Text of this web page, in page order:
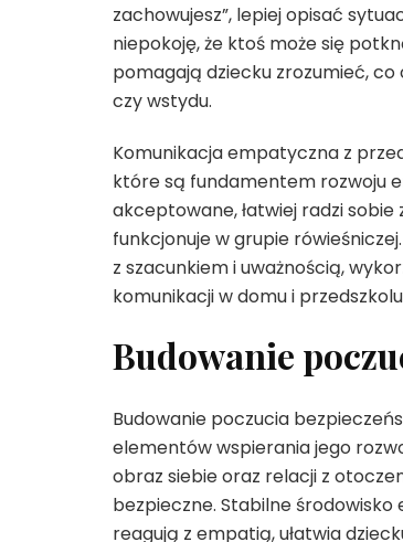
zachowujesz”, lepiej opisać
niepokoję, że ktoś może się
pomagają dziecku zrozumieć, co
czy wstydu.
Komunikacja empatyczna z
które są fundamentem rozwoju
akceptowane, łatwiej radzi
funkcjonuje w grupie
z szacunkiem i uważnością,
komunikacji w domu i
Budowanie
Budowanie poczucia
elementów wspierania jego
obraz siebie oraz relacji z
bezpieczne. Stabilne
reagują z empatią, ułatwia